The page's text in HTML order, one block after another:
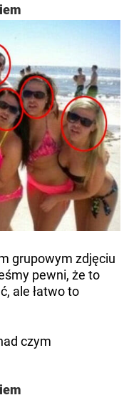
grupowym zdjęciu
pewni, że to
ale łatwo to
czym